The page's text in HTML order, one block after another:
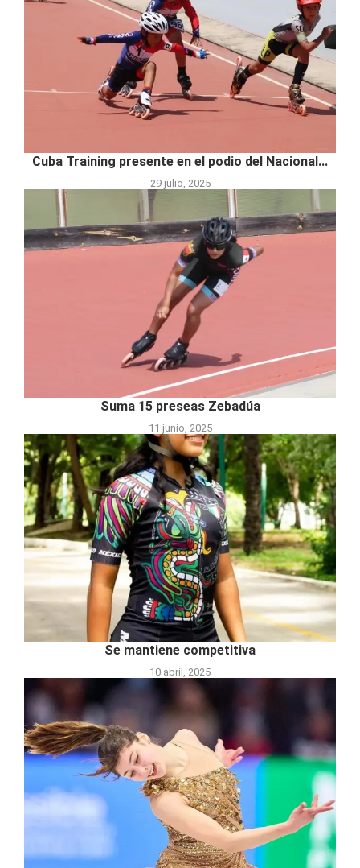
Cuba Training presente en el podio del Nacional...
29 julio, 2025
Suma 15 preseas Zebadúa
11 junio, 2025
Se mantiene competitiva
10 abril, 2025